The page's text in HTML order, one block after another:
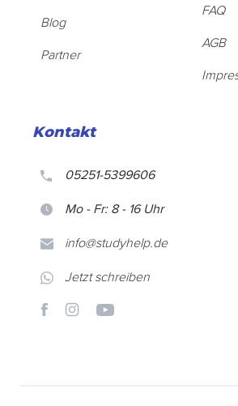
Blog
Partner
FAQ
AGB
Kontakt
05251-5399606
Mo - Fr: 8 - 16 Uhr
info@studyhelp.de
Jetzt schreiben